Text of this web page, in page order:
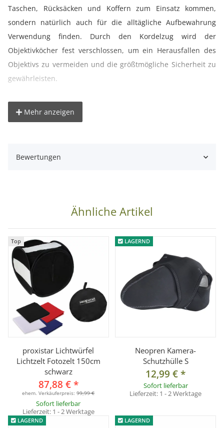
Taschen, Rücksäcken und Koffern zum Einsatz kommen,
sondern natürlich auch für die alltägliche Aufbewahrung
Verwendung finden. Durch den Kordelzug wird der
Objektivköcher fest verschlossen, um ein Herausfallen des
Objektivs zu vermeiden und die größtmögliche Sicherheit zu
gewährleisten.
° Rundumpolsterung
° Wasserabweisendes Neopren
wegen des Kordelzugs ca. 2-3cm niedriger ist als die
Technische Details:
Maße: (ØxH) ca. 100 x 140mm
Material: Neopren
Gewicht: ca. 75g
Farbe: Tarnfleck
Lieferumfang:
Mehr anzeigen
Bewertungen
Ähnliche Artikel
Top
proxistar Lichtwürfel
Lichtzelt Fotozelt 150cm
schwarz
87,88 €*
ehem. Verkäuferpreis:99,99 €
Sofort lieferbar
Lieferzeit: 1 - 2 Werktage
LAGERND
Neopren Kamera-
Schutzhülle S
12,99 €*
Sofort lieferbar
Lieferzeit: 1 - 2 Werktage
LAGERND LAGERND